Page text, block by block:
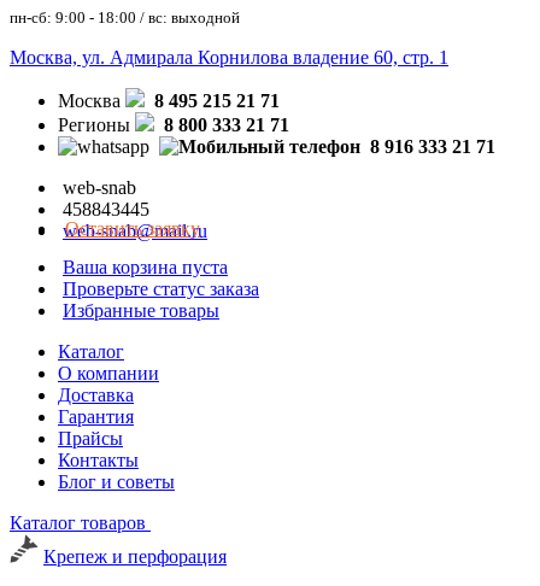
пн-сб: 9:00 - 18:00 / вс: выходной
Москва, ул. Адмирала Корнилова владение 60, стр. 1
Москва
8 495 215 21 71
Регионы
8 800 333 21 71
8 916 333 21 71
web-snab
458843445
web-snab@mail.ru
Оставить заявку
Ваша корзина пуста
Проверьте статус заказа
Избранные товары
Каталог
О компании
Доставка
Гарантия
Прайсы
Контакты
Блог и советы
Каталог товаров
Крепеж и перфорация